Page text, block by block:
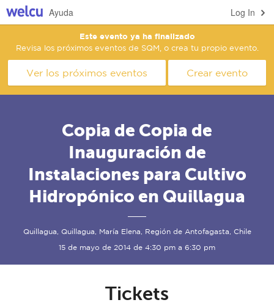
Log In
Ayuda
Este evento ya ha finalizado
Revisa los próximos eventos de SQM, o crea tu propio evento.
Ver los próximos eventos Crear evento
Copia de Copia de
Inauguración de
Instalaciones para Cultivo
Hidropónico en Quillagua
Quillagua, Quillagua, María Elena, Región de Antofagasta, Chile
15 de mayo de 2014 de 4:30 pm a 6:30 pm
Tickets